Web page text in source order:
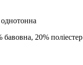
20% поліестер